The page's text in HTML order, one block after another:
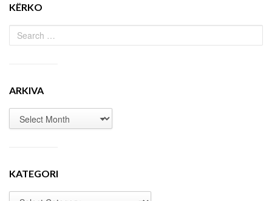
KËRKO
ARKIVA
KATEGORI